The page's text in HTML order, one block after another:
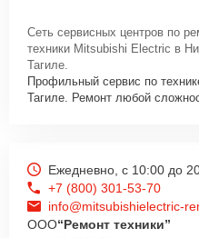
Сеть сервисных центров по
техники Mitsubishi Electric в
Тагиле.
Профильный сервис по
Тагиле. Ремонт любой
Ежедневно, с 10:00 до
+7 (800) 301-53-70
info@mitsubishielectric-
ООО“Ремонт техники”